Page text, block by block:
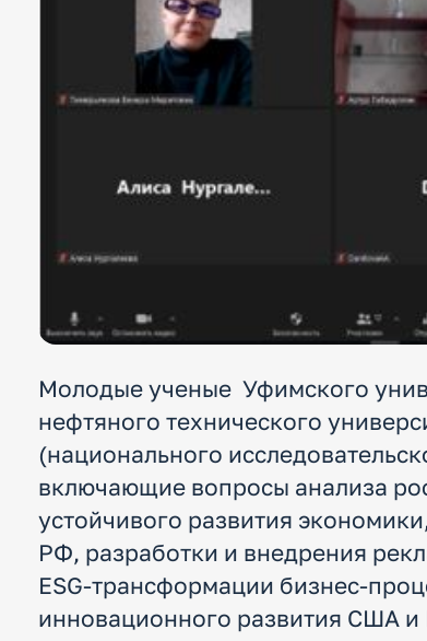
Молодые ученые Уфимского
нефтяного технического
(национального
включающие вопросы анализа
устойчивого развития
РФ, разработки и внедрения
ESG-трансформации бизнес-
инновационного развития США и